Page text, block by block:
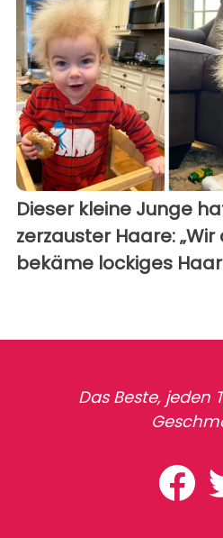
Dieser kleine Junge
zerzauster Haare:
bekäme lockiges
Das Beste, jeden